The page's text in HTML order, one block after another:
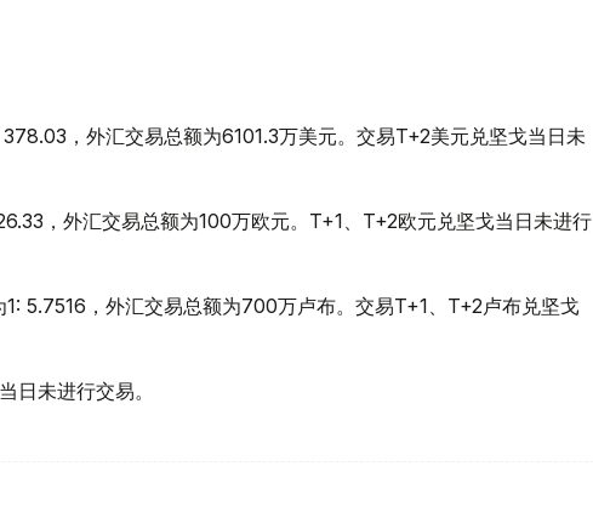
，外汇交易总额为6101.3万美元。交易T+2美元兑坚戈当日未
，外汇交易总额为100万欧元。T+1、T+2欧元兑坚戈当日未进行
5.7516，外汇交易总额为700万卢布。交易T+1、T+2卢布兑坚戈
日未进行交易。